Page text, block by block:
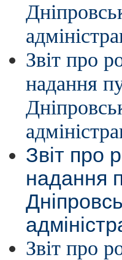
Звіт про
надання
Звіт про
надання
Звіт про